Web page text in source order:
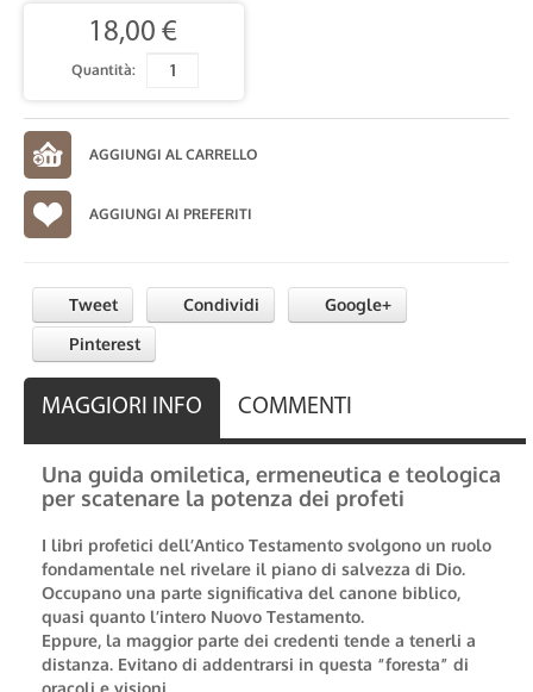
18,00 €
Quantità:
AGGIUNGI AI PREFERITI
Tweet Condividi
Google+
Pinterest
MAGGIORI INFO COMMENTI
Una guida omiletica, ermeneutica e teologica
per scatenare la potenza dei profeti
I libri profetici dell’Antico Testamento svolgono un ruolo
fondamentale nel rivelare il piano di salvezza di Dio.
Occupano una parte significativa del canone biblico,
quasi quanto l’intero Nuovo Testamento.
Eppure, la maggior parte dei credenti tende a tenerli a
distanza. Evitano di addentrarsi in questa “foresta” di
oracoli e visioni.